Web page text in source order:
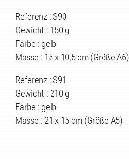
Referenz : S90
Gewicht : 150 g
Farbe : gelb
Masse : 15 x 10,5 cm (Größe A6)
Referenz : S91
Gewicht : 210 g
Farbe : gelb
Masse : 21 x 15 cm (Größe A5)